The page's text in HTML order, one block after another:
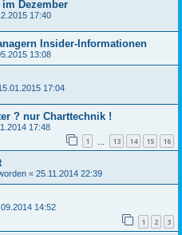
Dezember
17:40
Insider-Informationen
13:08
17:04
? nur Charttechnik !
17:48
1 13 14 15 16
« 25.11.2014 22:39
14:52
1 2 3